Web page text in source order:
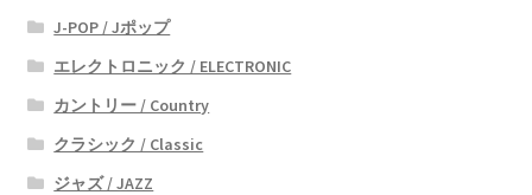
J-POP / Jポップ
エレクトロニック / ELECTRONIC
カントリー / Country
クラシック / Classic
ジャズ / JAZZ